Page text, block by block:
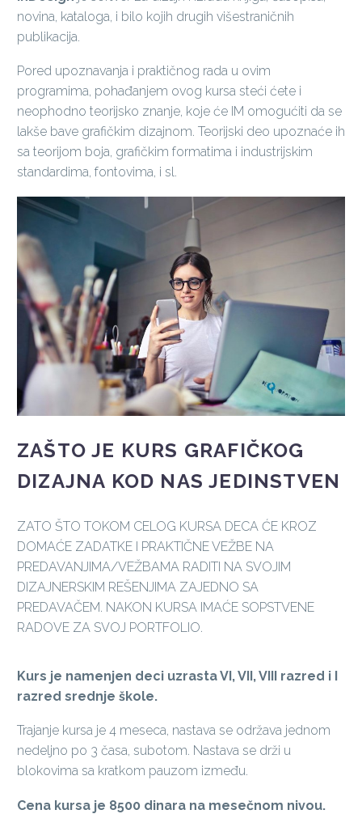
novina, kataloga, i bilo kojih drugih višestraničnih
publikacija.
Pored upoznavanja i praktičnog rada u ovim
programima, pohađanjem ovog kursa steći ćete i
neophodno teorijsko znanje, koje će IM omogućiti da se
lakše bave grafičkim dizajnom. Teorijski deo upoznaće ih
sa teorijom boja, grafičkim formatima i industrijskim
standardima, fontovima, i sl.
ZAŠTO JE KURS GRAFIČKOG
DIZAJNA KOD NAS JEDINSTVEN
ZATO ŠTO TOKOM CELOG KURSA DECA ĆE KROZ
DOMAĆE ZADATKE I PRAKTIČNE VEŽBE NA
PREDAVANJIMA/VEŽBAMA RADITI NA SVOJIM
DIZAJNERSKIM REŠENJIMA ZAJEDNO SA
PREDAVAČEM. NAKON KURSA IMAĆE SOPSTVENE
RADOVE ZA SVOJ PORTFOLIO.
Kurs je namenjen deci uzrasta VI, VII, VIII razred i I
razred srednje škole.
Trajanje kursa je 4 meseca, nastava se održava jednom
nedeljno po 3 časa, subotom. Nastava se drži u
blokovima sa kratkom pauzom između.
Cena kursa je 8500 dinara na mesečnom nivou.